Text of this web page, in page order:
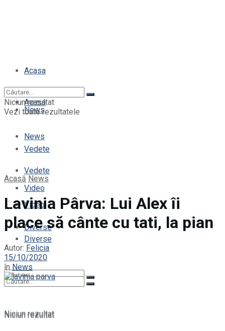
Acasa
News
Vedete
Video
Diverse
Niciun rezultat
Acasa
News
Vedete
Video
Diverse
Niciun rezultat
Niciun rezultat
Vezi toate rezultatele
Acasă News
Lavinia Pârva: Lui Alex îi
place să cânte cu tati, la pian
Autor: Felicia
15/10/2020
în News